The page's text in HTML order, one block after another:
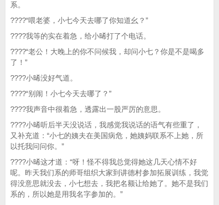
系。
????“喂老婆，小七今天去哪了你知道幺？”
????我等的实在着急，给小晞打了个电话。
????“老公！大晚上的你不问候我，却问小七？你是不是喝多
了！”
????小晞没好气道。
????“别闹！小七今天去哪了？”
????我声音中很着急，透露出一股严厉的意思。
????小晞听后半天没说话，我感觉我说话的语气有些重了，
又补充道：“小七的姨夫在美国病危，她姨妈联系不上她，所
以托我问问你。”
????小晞这才道：“呀！怪不得我总觉得她这几天心情不好
呢。昨天我们系的师哥组织大家到讲德村参加拓展训练，我觉
得没意思就没去，小七想去，我把名额让给她了。她不是我们
系的，所以她是用我名字参加的。”